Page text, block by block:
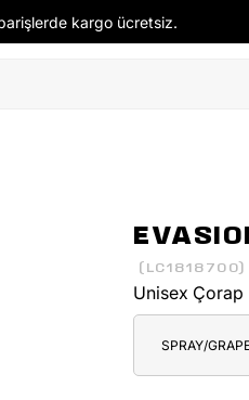
kargo ücretsiz.
(LC1818700)
Unisex Çorap
SPRAY/